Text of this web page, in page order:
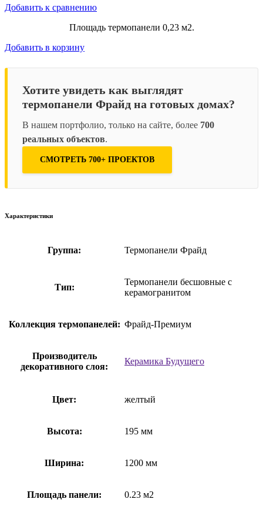
Добавить к сравнению
Площадь термопанели 0,23 м2.
Добавить в корзину
Хотите увидеть как выглядят
термопанели Фрайд на готовых домах?
В нашем портфолио, только на сайте, более 700
реальных объектов.
СМОТРЕТЬ 700+ ПРОЕКТОВ
Характеристики
Группа: Термопанели Фрайд
Тип:
Термопанели бесшовные с
керамогранитом
Коллекция термопанелей: Фрайд-Премиум
Производитель
декоративного слоя:
Керамика Будущего
Цвет: желтый
Высота: 195 мм
Ширина: 1200 мм
Площадь панели: 0.23 м2